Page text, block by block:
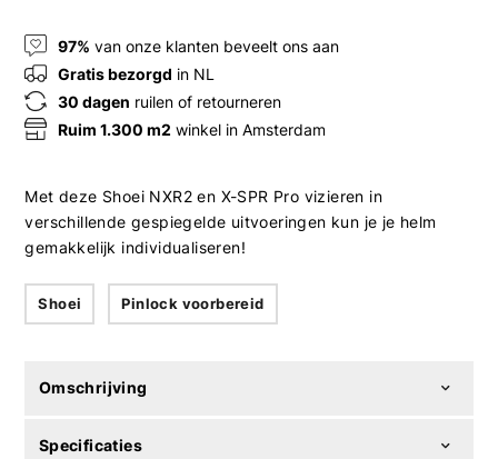
97% van onze klanten beveelt ons aan
Gratis bezorgd in NL
30 dagen ruilen of retourneren
Ruim 1.300 m2 winkel in Amsterdam
Met deze Shoei NXR2 en X-SPR Pro vizieren in
verschillende gespiegelde uitvoeringen kun je je helm
gemakkelijk individualiseren!
Shoei Pinlock voorbereid
Omschrijving
Specificaties